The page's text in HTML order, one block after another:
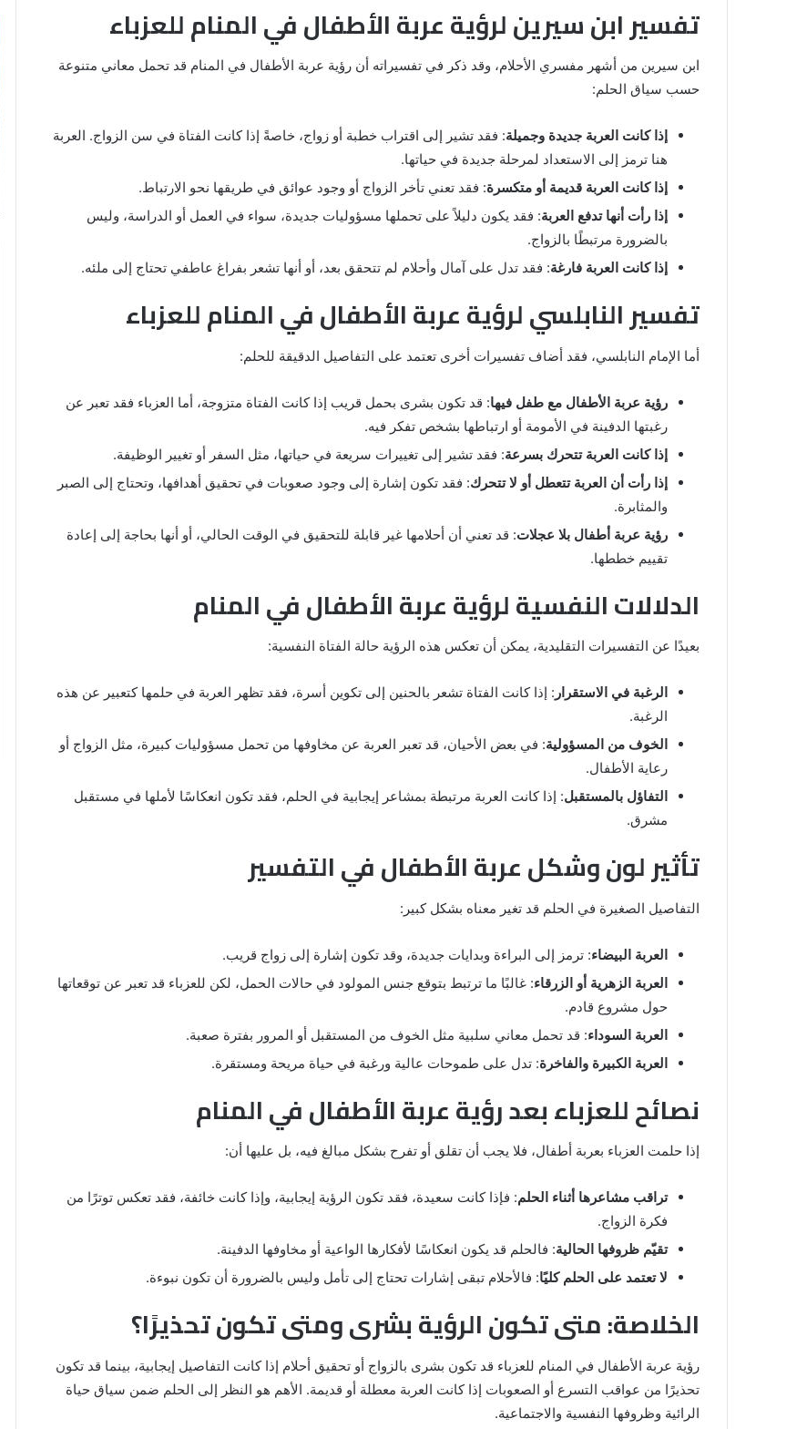
تفسير ابن سيرين لرؤية عربة الأطفال في المنام للعزباء
ابن سيرين من أشهر مفسري الأحلام، وقد ذكر في تفسيراته أن رؤية عربة الأطفال في المنام قد تحمل معاني متنوعة
حسب سياق الحلم:
إذا كانت العربة جديدة وجميلة: فقد تشير إلى اقتراب خطبة أو زواج، خاصةً إذا كانت الفتاة في سن الزواج. العربة
هنا ترمز إلى الاستعداد لمرحلة جديدة في حياتها.
إذا كانت العربة قديمة أو متكسرة: فقد تعني تأخر الزواج أو وجود عوائق في طريقها نحو الارتباط.
إذا رأت أنها تدفع العربة: فقد يكون دليلاً على تحملها مسؤوليات جديدة، سواء في العمل أو الدراسة، وليس
بالضرورة مرتبطًا بالزواج.
إذا كانت العربة فارغة: فقد تدل على آمال وأحلام لم تتحقق بعد، أو أنها تشعر بفراغ عاطفي تحتاج إلى ملئه.
تفسير النابلسي لرؤية عربة الأطفال في المنام للعزباء
أما الإمام النابلسي، فقد أضاف تفسيرات أخرى تعتمد على التفاصيل الدقيقة للحلم:
رؤية عربة الأطفال مع طفل فيها: قد تكون بشرى بحمل قريب إذا كانت الفتاة متزوجة، أما العزباء فقد تعبر عن
رغبتها الدفينة في الأمومة أو ارتباطها بشخص تفكر فيه.
إذا كانت العربة تتحرك بسرعة: فقد تشير إلى تغييرات سريعة في حياتها، مثل السفر أو تغيير الوظيفة.
إذا رأت أن العربة تتعطل أو لا تتحرك: فقد تكون إشارة إلى وجود صعوبات في تحقيق أهدافها، وتحتاج إلى الصبر
والمثابرة.
رؤية عربة أطفال بلا عجلات: قد تعني أن أحلامها غير قابلة للتحقيق في الوقت الحالي، أو أنها بحاجة إلى إعادة
تقييم خططها.
الدلالات النفسية لرؤية عربة الأطفال في المنام
بعيدًا عن التفسيرات التقليدية، يمكن أن تعكس هذه الرؤية حالة الفتاة النفسية:
الرغبة في الاستقرار : إذا كانت الفتاة تشعر بالحنين إلى تكوين أسرة، فقد تظهر العربة في حلمها كتعبير عن هذه
الرغبة.
الخوف من المسؤولية: في بعض الأحيان، قد تعبر العربة عن مخاوفها من تحمل مسؤوليات كبيرة، مثل الزواج أو
رعاية الأطفال.
التفاؤل بالمستقبل: إذا كانت العربة مرتبطة بمشاعر إيجابية في الحلم، فقد تكون انعكاسًا لأملها في مستقبل
مشرق.
تأثير لون وشكل عربة الأطفال في التفسير
التفاصيل الصغيرة في الحلم قد تغير معناه بشكل كبير:
العربة البيضاء: ترمز إلى البراءة وبدايات جديدة، وقد تكون إشارة إلى زواج قريب.
العربة الزهرية أو الزرقاء: غالبًا ما ترتبط بتوقع جنس المولود في حالات الحمل، لكن للعزباء قد تعبر عن توقعاتها
حول مشروع قادم.
العربة السوداء: قد تحمل معاني سلبية مثل الخوف من المستقبل أو المرور بفترة صعبة.
العربة الكبيرة والفاخرة: تدل على طموحات عالية ورغبة في حياة مريحة ومستقرة.
نصائح للعزباء بعد رؤية عربة الأطفال في المنام
إذا حلمت العزباء بعربة أطفال، فلا يجب أن تقلق أو تفرح بشكل مبالغ فيه، بل عليها أن:
تراقب مشاعرها أثناء الحلم: فإذا كانت سعيدة، فقد تكون الرؤية إيجابية، وإذا كانت خائفة، فقد تعكس توترًا من
فكرة الزواج.
تقيّم ظروفها الحالية: فالحلم قد يكون انعكاسًا لأفكارها الواعية أو مخاوفها الدفينة.
لا تعتمد على الحلم كليًا: فالأحلام تبقى إشارات تحتاج إلى تأمل وليس بالضرورة أن تكون نبوءة.
الخلاصة: متى تكون الرؤية بشرى ومتى تكون تحذيرًا؟
رؤية عربة الأطفال في المنام للعزباء قد تكون بشرى بالزواج أو تحقيق أحلام إذا كانت التفاصيل إيجابية، بينما قد تكون
تحذيرًا من عواقب التسرع أو الصعوبات إذا كانت العربة معطلة أو قديمة. الأهم هو النظر إلى الحلم ضمن سياق حياة
الرائية وظروفها النفسية والاجتماعية.
رؤية
الحمام
بالبراز
في
دلالات
وتفسيرات
سيرين
والنابلسي
14 مايو، 2025
رؤية الحمام المتسخ بالبراز في المنام:
دلالات وتفسيرات ابن سيرين والنابلسي
خروج
شي
من
للمتزوجة
خروج شي من الدبر في المنام للمتزوجة